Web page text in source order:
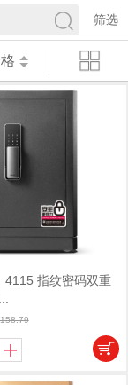
筛选
4115 指纹密码双重